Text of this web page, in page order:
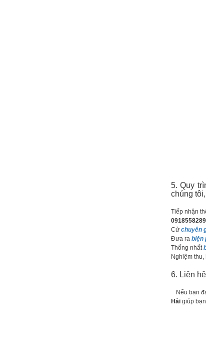
5. Quy
chúng
Tiếp nhận
0918558289
Cử chuyên
Đưa ra biện
Thống nhất
Nghiệm
6. Liên
Nếu bạn
Hải giúp